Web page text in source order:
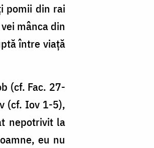
pomii din rai
mânca din
între viață
(cf. Fac. 27-
(cf. Iov 1-5),
nepotrivit la
eu nu